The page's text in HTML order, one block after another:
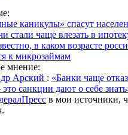
каникулы» спасут
стали чаще влезать в
в каком возрасте
к микрозаймам
мнение:
Арский : «Банки чаще
это санкции дают о себе
в мои источники,